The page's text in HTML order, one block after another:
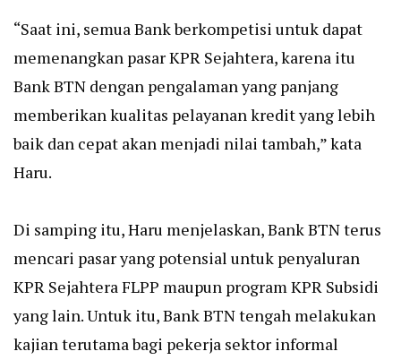
“Saat ini, semua Bank berkompetisi untuk dapat
memenangkan pasar KPR Sejahtera, karena itu
Bank BTN dengan pengalaman yang panjang
memberikan kualitas pelayanan kredit yang lebih
baik dan cepat akan menjadi nilai tambah,” kata
Haru.
Di samping itu, Haru menjelaskan, Bank BTN terus
mencari pasar yang potensial untuk penyaluran
KPR Sejahtera FLPP maupun program KPR Subsidi
yang lain. Untuk itu, Bank BTN tengah melakukan
kajian terutama bagi pekerja sektor informal